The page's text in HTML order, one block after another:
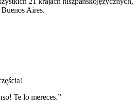
Aires.
Te lo mereces.”